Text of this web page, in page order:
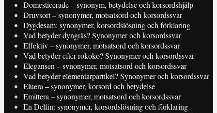
Domesticerade – synonym, betydelse och korsordshjälp
Druvsort – synonymer, motsatsord och korsordssvar
Dygdesam: synonymer, korsordslösning och förklaring
Vad betyder dyngräs? Synonymer och korsordssvar
Effektiv – synonymer, motsatsord och korsordssvar
Vad betyder efter rokoko? Synonymer och korsordssvar
Elegansen – synonymer, motsatsord och korsordssvar
Vad betyder elementarpartikel? Synonymer och korsordssvar
Eluera – synonymer, korsord och betydelse
Emittera – synonymer, motsatsord och korsordssvar
En Delfin: synonymer, korsordslösning och förklaring